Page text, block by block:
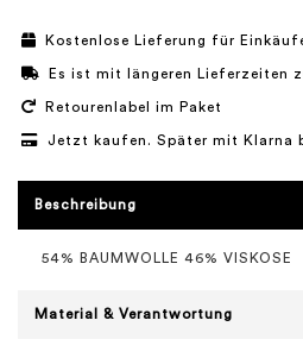
Kostenlose Lieferung für
Es ist mit längeren Lieferzeiten
Retourenlabel im Paket
Jetzt kaufen. Später mit Klarna
Beschreibung
54% BAUMWOLLE 46% VISKOSE
Material & Verantwortung